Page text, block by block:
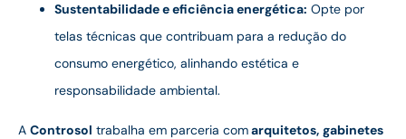
Sustentabilidade e eficiência energética: Opte por
telas técnicas que contribuam para a redução do
consumo energético, alinhando estética e
responsabilidade ambiental.
A Controsol trabalha em parceria comarquitetos, gabinetes